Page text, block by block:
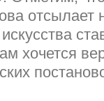
отсылает
хочется